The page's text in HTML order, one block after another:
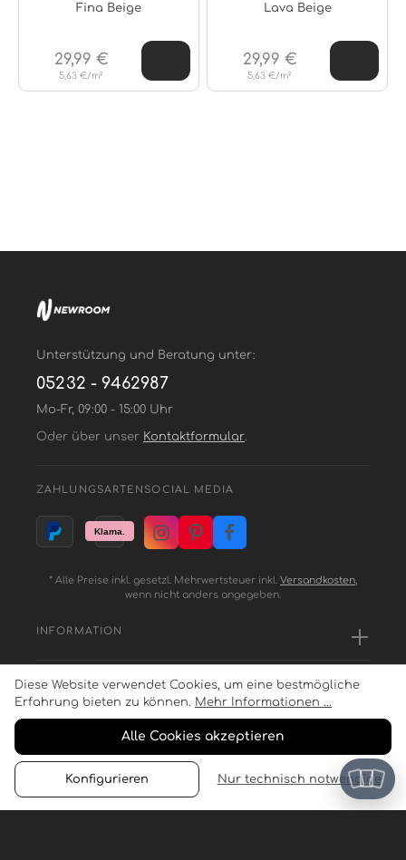
Fina Beige
5,63 €/m²
29,99 €
Lava Beige
5,63 €/m²
29,99 €
Unterstützung und Beratung unter:
05232 - 9462987
Mo-Fr, 09:00 - 15:00 Uhr
Oder über unser Kontaktformular.
ZAHLUNGSARTEN SOCIAL MEDIA
* Alle Preise inkl. gesetzl. Mehrwertsteuer inkl. Versandkosten,
wenn nicht anders angegeben.
INFORMATION
SERVICE
Diese Website verwendet Cookies, um eine bestmögliche
Erfahrung bieten zu können. Mehr Informationen ...
Alle Cookies akzeptieren
Konfigurieren Nur technisch notwendige